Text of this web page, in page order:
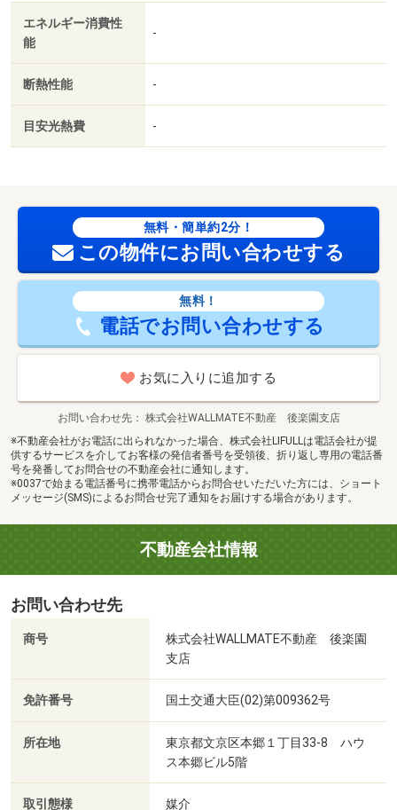
エネルギー消費性
能
-
断熱性能 -
目安光熱費 -
無料・簡単約2分！
この物件にお問い合わせする
無料！
電話でお問い合わせする
お気に入りに追加する
お問い合わせ先
株式会社WALLMATE不動産 後楽園支店
※不動産会社がお電話に出られなかった場合、株式会社LIFULLは電話会社が提
供するサービスを介してお客様の発信者番号を受領後、折り返し専用の電話番
号を発番してお問合せの不動産会社に通知します。
※0037で始まる電話番号に携帯電話からお問合せいただいた方には、ショート
メッセージ(SMS)によるお問合せ完了通知をお届けする場合があります。
不動産会社情報
お問い合わせ先
商号
株式会社WALLMATE不動産 後楽園
支店
免許番号 国土交通大臣(02)第009362号
所在地
東京都文京区本郷１丁目33-8 ハウ
ス本郷ビル5階
取引態様 媒介